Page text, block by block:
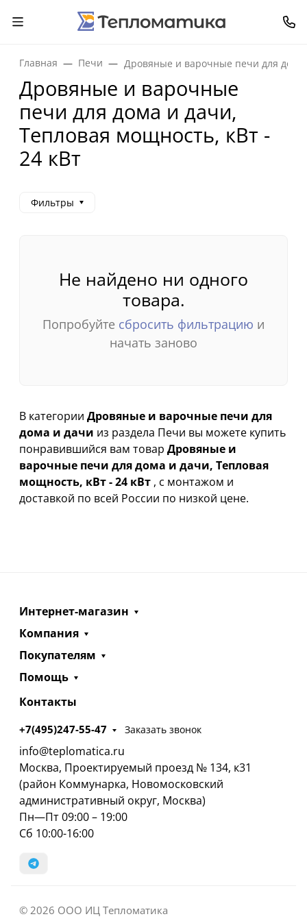
Главная Печи Дровяные и варочные печи для дома
Дровяные и варочные
печи для дома и дачи,
Тепловая мощность, кВт -
24 кВт
Фильтры
Не найдено ни одного
товара.
Попробуйте сбросить фильтрацию и
начать заново
В категории Дровяные и варочные печи для
дома и дачи из раздела Печи вы можете купить
понравившийся вам товар Дровяные и
варочные печи для дома и дачи, Тепловая
мощность, кВт - 24 кВт , с монтажом и
доставкой по всей России по низкой цене.
Интернет-магазин
Компания
Покупателям
Помощь
Контакты
+7(495)247-55-47 Заказать звонок
info@teplomatica.ru
Москва, Проектируемый проезд № 134, к31
(район Коммунарка, Новомосковский
административный округ, Москва)
Пн—Пт 09:00 – 19:00
Сб 10:00-16:00
© 2026 ООО ИЦ Тепломатика